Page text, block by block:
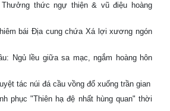
rộng lớn với dãy Thiên Sơn tráng
du lịch, đây còn là trải nghiệm
trên những cung đường huyền
khám phá văn hóa, lịch sử, cảnh
những đêm nghỉ độc đáo giữa sa
mê phiêu lưu, yêu thích trải
và mong muốn chinh phục một
đường nổi tiếng nhất thế giới.
thức ngự thiện & vũ điệu hoàng
bái Địa cung chứa Xá lợi xương ngón
Ngủ lều giữa sa mạc, ngắm hoàng hôn
tác núi đá cầu vồng đổ xuống trần gian
phục "Thiên hạ đệ nhất hùng quan" thời